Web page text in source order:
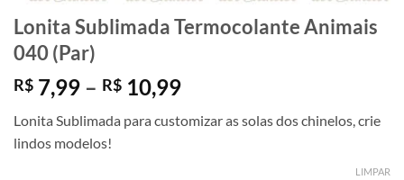
Lonita Sublimada Termocolante Animais
040 (Par)
R$ 7,99 – R$ 10,99Faixa
preço:
Lonita Sublimada para customizar as solas dos chinelos, crie
lindos modelos!
LIMPAR